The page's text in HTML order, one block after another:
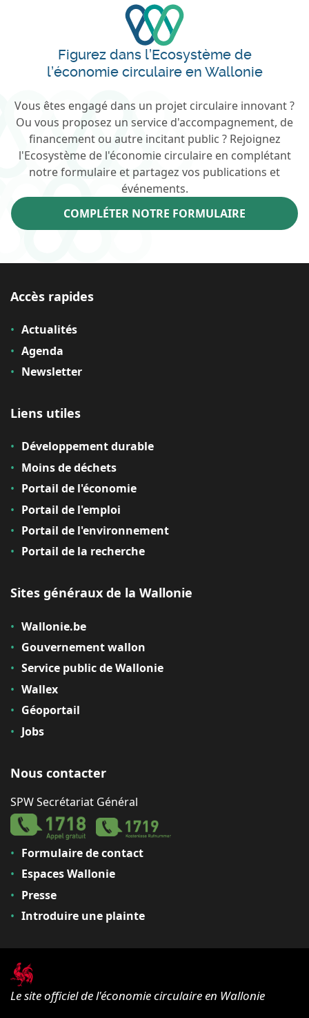
Figurez dans l’Ecosystème de
l’économie circulaire en Wallonie
Vous êtes engagé dans un projet circulaire innovant ?
Ou vous proposez un service d'accompagnement, de
financement ou autre incitant public ? Rejoignez
l'Ecosystème de l'économie circulaire en complétant
notre formulaire et partagez vos publications et
événements.
COMPLÉTER NOTRE FORMULAIRE
Accès rapides
Actualités
Agenda
Newsletter
Liens utiles
Développement durable
Moins de déchets
Portail de l'économie
Portail de l'emploi
Portail de l'environnement
Portail de la recherche
Sites généraux de la Wallonie
Wallonie.be
Gouvernement wallon
Service public de Wallonie
Wallex
Géoportail
Jobs
Nous contacter
SPW Secrétariat Général
Formulaire de contact
Espaces Wallonie
Presse
Introduire une plainte
Le site officiel de l'économie circulaire en Wallonie